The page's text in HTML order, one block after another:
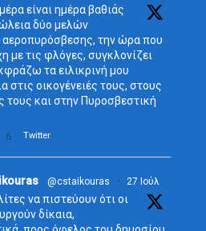
είναι ημέρα βαθιάς
δύο μελών
την ώρα που
με τις φλόγες, συγκλονίζει
τα ειλικρινή μου
στις οικογένειές τους, στους
τους και στην Πυροσβεστική
6 Twitter
@cstaikouras · 27 Ιούλ
να πιστεύουν ότι οι
δίκαια,